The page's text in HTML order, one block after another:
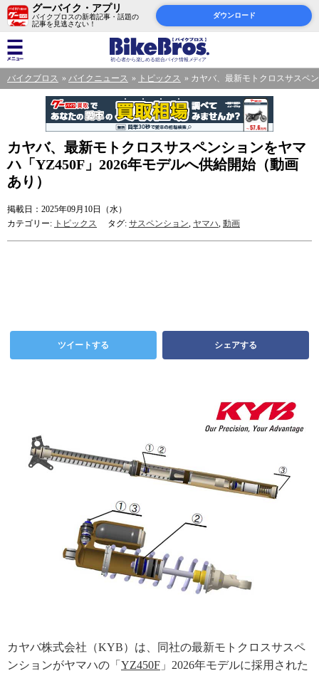
グーバイク・アプリ
バイクブロスの新着記事・話題の
記事を見逃さない！
ダウンロード
バイクブロス バイクニュース トピックス カヤバ、最新モトクロスサスペ
カヤバ、最新モトクロスサスペンションをヤマ
ハ「YZ450F」2026年モデルへ供給開始（動画
あり）
掲載日：2025年09月10日（水）
カテゴリー: トピックス タグ: サスペンション, ヤマハ, 動画
ツイートする シェアする
カヤバ株式会社（KYB）は、同社の最新モトクロスサスペ
ンションがヤマハの「 YZ450F 」2026年モデルに採用された